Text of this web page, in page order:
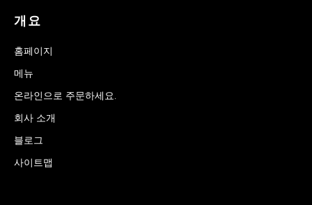
개요
홈페이지
메뉴
온라인으로 주문하세요.
회사 소개
블로그
사이트맵